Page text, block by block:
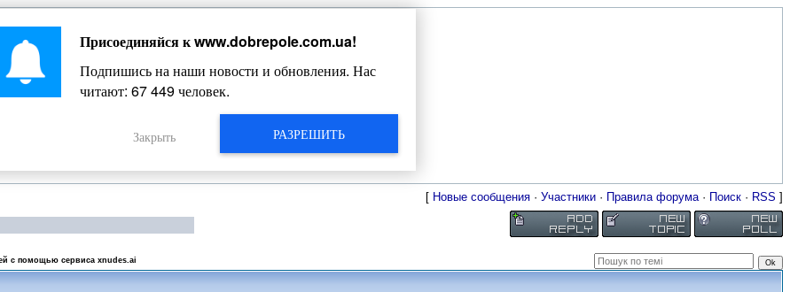
Жизнь Добропольского края
[ Новые сообщения · Участники · Правила форума· Поиск · RSS ]
с помощью сервиса xnudes.ai
Присоединяйся кwww.dobrepole.com.ua!
Подпишись на наши новости и обновления. Нас
читают: 67 449человек.
РАЗРЕШИТЬ
Закрыть